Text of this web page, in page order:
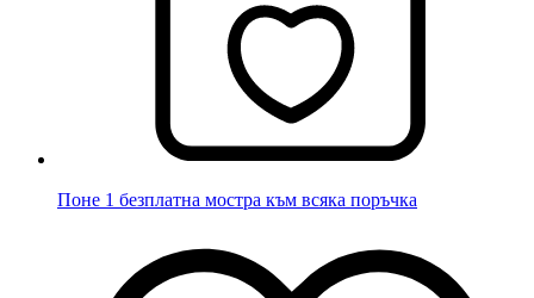
Поне 1 безплатна мостра към всяка поръчка